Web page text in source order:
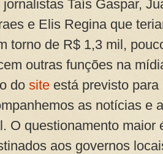
Taís Gaspar,
e Elis Regina que
torno de R$ 1,3 mil,
outras funções na
do site está previsto
as notícias e
O questionamento maior
aos governos